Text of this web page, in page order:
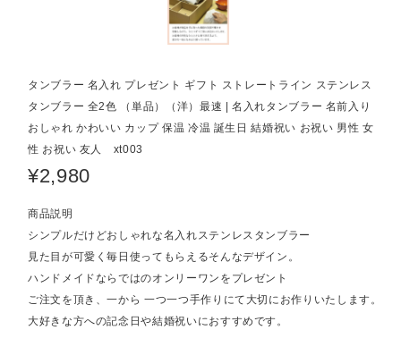
タンブラー 名入れ プレゼント ギフト ストレートライン ステンレス
タンブラー 全2色 （単品）（洋）最速 | 名入れタンブラー 名前入り
おしゃれ かわいい カップ 保温 冷温 誕生日 結婚祝い お祝い 男性 女
性 お祝い 友人 xt003
¥2,980
商品説明
シンプルだけどおしゃれな名入れステンレスタンブラー
見た目が可愛く毎日使ってもらえるそんなデザイン。
ハンドメイドならではのオンリーワンをプレゼント
ご注文を頂き、一から 一つ一つ手作りにて大切にお作りいたします。
大好きな方への記念日や結婚祝いにおすすめです。